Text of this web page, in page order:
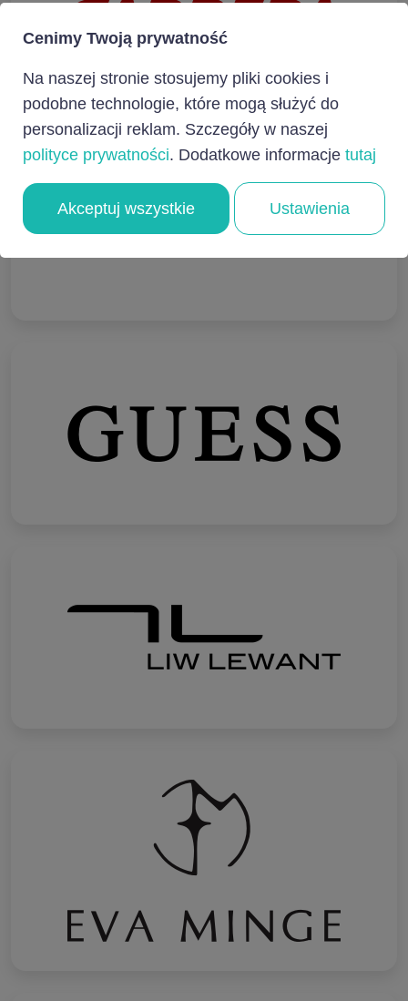
Cenimy Twoją prywatność
Na naszej stronie stosujemy pliki cookies i
podobne technologie, które mogą służyć do
personalizacji reklam. Szczegóły w naszej
polityce prywatności. Dodatkowe informacje tutaj
Akceptuj wszystkie Ustawienia